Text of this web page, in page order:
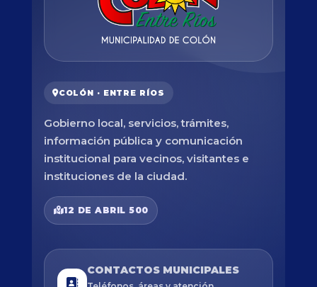
COLÓN · ENTRE RÍOS
Gobierno local, servicios, trámites,
información pública y comunicación
institucional para vecinos, visitantes e
instituciones de la ciudad.
12 DE ABRIL 500
CONTACTOS MUNICIPALES